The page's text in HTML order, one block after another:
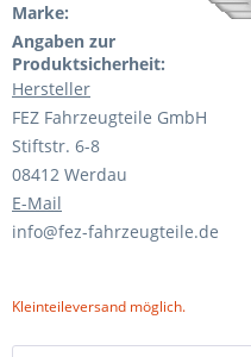
Marke:
Angaben zur
Produktsicherheit:
Hersteller
FEZ Fahrzeugteile GmbH
Stiftstr. 6-8
08412 Werdau
E-Mail
info@fez-fahrzeugteile.de
Kleinteileversand möglich.